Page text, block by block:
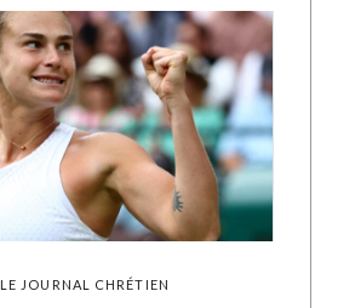
LE JOURNAL CHRÉTIEN